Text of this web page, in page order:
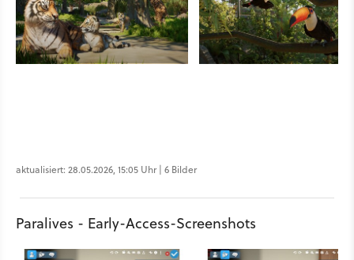
aktualisiert: 28.05.2026, 15:05 Uhr | 6 Bilder
Paralives - Early-Access-Screenshots